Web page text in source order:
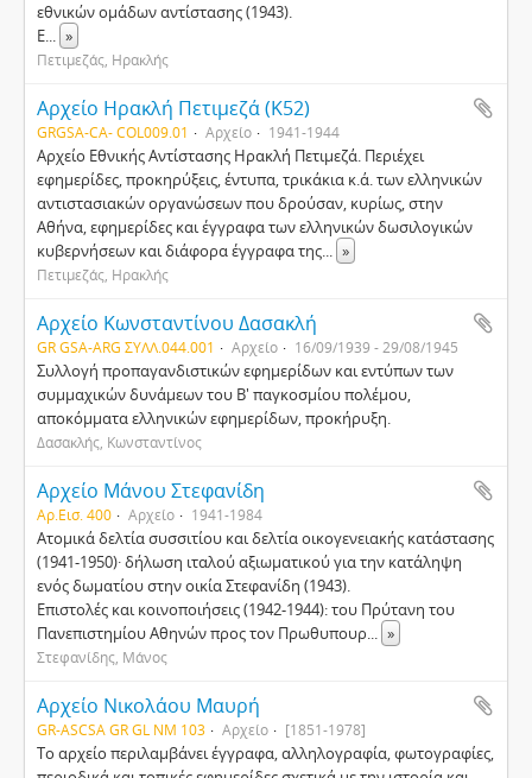
εθνικών ομάδων αντίστασης (1943).
Ε... »
Πετιμεζάς, Ηρακλής
Αρχείο Ηρακλή Πετιμεζά (Κ52)
GRGSA-CA- COL009.01 Αρχείο 1941-1944
Αρχείο Εθνικής Αντίστασης Ηρακλή Πετιμεζά. Περιέχει
εφημερίδες, προκηρύξεις, έντυπα, τρικάκια κ.ά. των ελληνικών
αντιστασιακών οργανώσεων που δρούσαν, κυρίως, στην
Αθήνα, εφημερίδες και έγγραφα των ελληνικών δωσιλογικών
κυβερνήσεων και διάφορα έγγραφα της... »
Πετιμεζάς, Ηρακλής
Αρχείο Κωνσταντίνου Δασακλή
GR GSA-ARG ΣΥΛΛ.044.001 Αρχείο 16/09/1939 - 29/08/1945
Συλλογή προπαγανδιστικών εφημερίδων και εντύπων των
συμμαχικών δυνάμεων του Β' παγκοσμίου πολέμου,
αποκόμματα ελληνικών εφημερίδων, προκήρυξη.
Δασακλής, Κωνσταντίνος
Αρχείο Μάνου Στεφανίδη
Αρ.Εισ. 400 Αρχείο 1941-1984
Ατομικά δελτία συσσιτίου και δελτία οικογενειακής κατάστασης
(1941-1950)· δήλωση ιταλού αξιωματικού για την κατάληψη
ενός δωματίου στην οικία Στεφανίδη (1943).
Επιστολές και κοινοποιήσεις (1942-1944): του Πρύτανη του
Πανεπιστημίου Αθηνών προς τον Πρωθυπουρ... »
Στεφανίδης, Μάνος
Αρχείο Νικολάου Μαυρή
GR-ASCSA GR GL ΝΜ 103 Αρχείο [1851-1978]
Το αρχείο περιλαμβάνει έγγραφα, αλληλογραφία, φωτογραφίες,